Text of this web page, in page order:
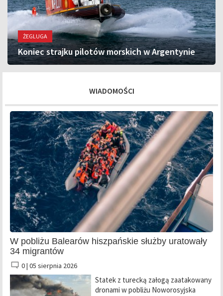
ŻEGLUGA
Koniec strajku pilotów morskich w Argentynie
WIADOMOŚCI
W pobliżu Balearów hiszpańskie służby uratowały
34 migrantów
0 | 05 sierpnia 2026
Statek z turecką załogą zaatakowany
dronami w pobliżu Noworosyjska